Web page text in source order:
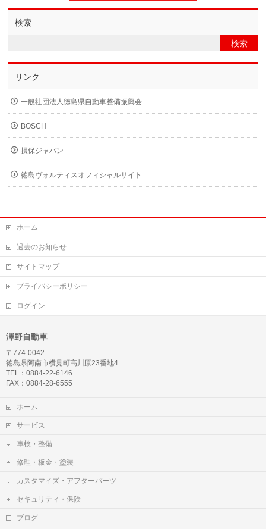
検索
リンク
一般社団法人徳島県自動車整備振興会
BOSCH
損保ジャパン
徳島ヴォルティスオフィシャルサイト
ホーム
過去のお知らせ
サイトマップ
プライバシーポリシー
ログイン
澤野自動車
〒774-0042
徳島県阿南市横見町高川原23番地4
TEL：0884-22-6146
FAX：0884-28-6555
ホーム
サービス
車検・整備
修理・板金・塗装
カスタマイズ・アフターパーツ
セキュリティ・保険
ブログ